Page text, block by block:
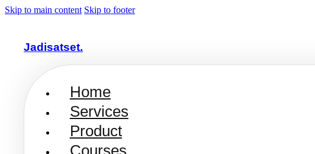
Skip to main content Skip to footer
Jadisatset.
Home
Services
Product
Courses